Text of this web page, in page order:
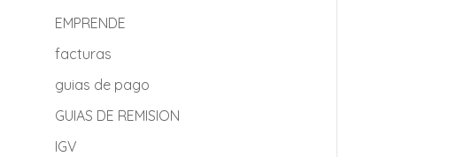
EMPRENDE
facturas
guias de pago
GUIAS DE REMISION
IGV